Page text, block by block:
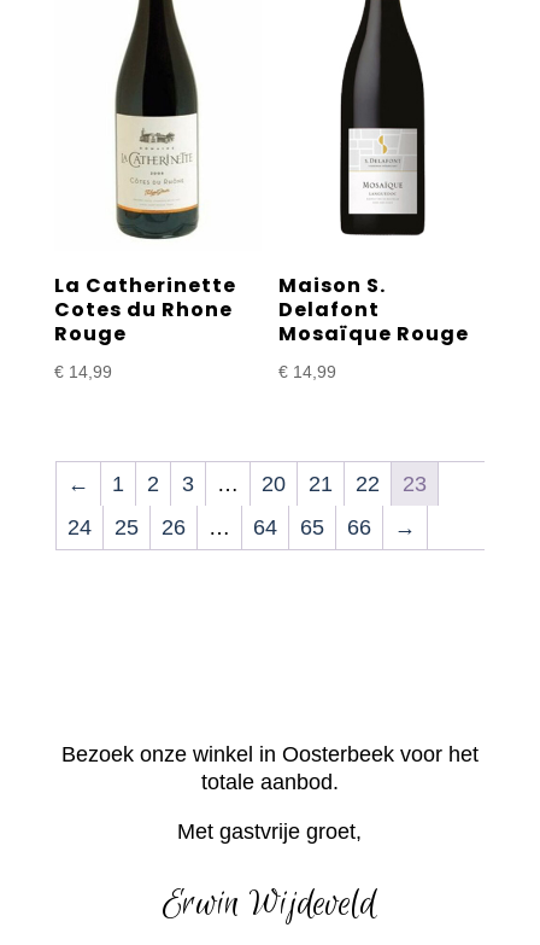
La Catherinette
Cotes du Rhone
Rouge
€14,99
Maison S.
Delafont
Mosaïque Rouge
€ 14,99
← 1 2 3 … 20 21 22
23
24
25 26 … 64 65 66 →
Bezoek onze winkel in Oosterbeek voor het
totale aanbod.
Met gastvrije groet,
Erwin Wijdeveld